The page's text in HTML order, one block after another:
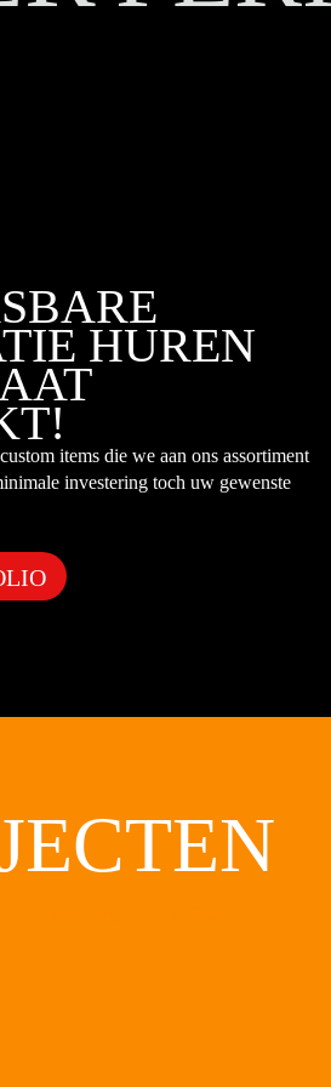
HUREN
items die we aan ons assortiment
investering toch uw gewenste